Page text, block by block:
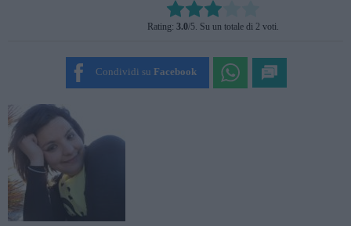
Rate this item:
SUBMIT RATING
Rating: 3.0/5. Su un totale di 2 voti.
Condividi su Facebook